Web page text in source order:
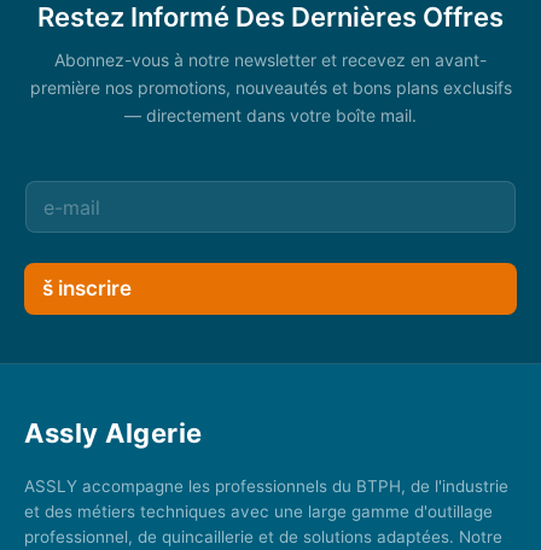
Restez Informé Des Dernières Offres
Abonnez-vous à notre newsletter et recevez en avant-
première nos promotions, nouveautés et bons plans exclusifs
— directement dans votre boîte mail.
š inscrire
Assly Algerie
ASSLY accompagne les professionnels du BTPH, de l'industrie
et des métiers techniques avec une large gamme d'outillage
professionnel, de quincaillerie et de solutions adaptées. Notre